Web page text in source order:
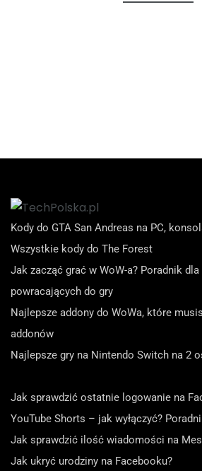
Kody do GTA San Andreas na PC,
Wszystkie kody do The Forest
Jak zacząć grać w WoW-a? Poradnik
powracających do gry
Najlepsze addony do WoWa, które
addonów
Najlepsze gry na Nintendo Switch na 2
Jak sprawdzić ostatnie logowanie na
YouTube Shorts – jak wyłączyć?
Jak sprawdzić ilość wiadomości na
Jak ukryć urodziny na Facebooku?